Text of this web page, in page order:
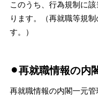
このうち、行為規制に
ります。（再就職等規
す。）
⚫︎再就職情報の内
再就職情報の内閣一元